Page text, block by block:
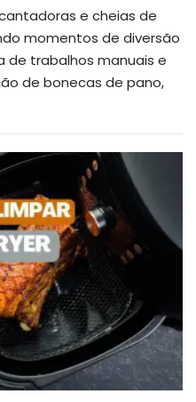
e cheias de
momentos de diversão
de trabalhos manuais e
de bonecas de pano,